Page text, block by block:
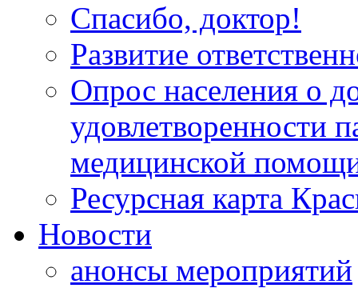
Спасибо, доктор!
Развитие
Опрос населения о
удовлетворенности
медицинской
Ресурсная карта
Новости
анонсы мероприятий